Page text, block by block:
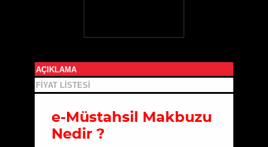
AÇIKLAMA
FIYAT LISTESI
e-Müstahsil Makbuzu
Nedir ?